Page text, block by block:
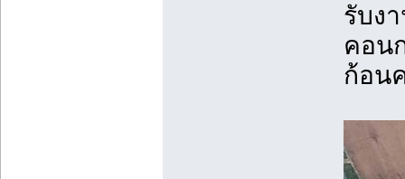
รับง
คอน
ก้อน